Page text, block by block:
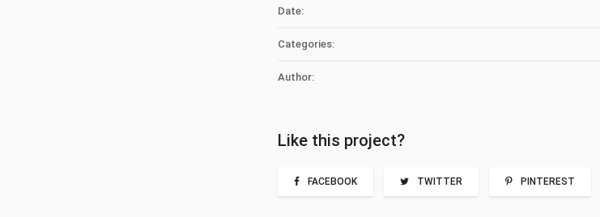
Date:
Categories:
Author:
Like this project?
FACEBOOK TWITTER PINTEREST